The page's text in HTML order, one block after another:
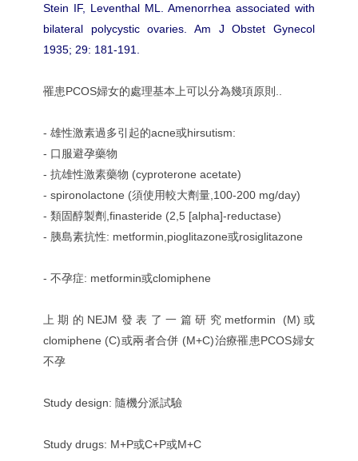
Stein IF, Leventhal ML. Amenorrhea associated with
bilateral polycystic ovaries. Am J Obstet Gynecol
1935; 29: 181-191.
罹患PCOS婦女的處理基本上可以分為幾項原則..
- 雄性激素過多引起的acne或hirsutism:
- 口服避孕藥物
- 抗雄性激素藥物 (cyproterone acetate)
- spironolactone (須使用較大劑量,100-200 mg/day)
- 類固醇製劑,finasteride (2,5 [alpha]-reductase)
- 胰島素抗性: metformin,pioglitazone或rosiglitazone
- 不孕症: metformin或clomiphene
上期的NEJM發表了一篇研究metformin (M)或
clomiphene (C)或兩者合併 (M+C)治療罹患PCOS婦女
不孕
Study design: 隨機分派試驗
Study drugs: M+P或C+P或M+C